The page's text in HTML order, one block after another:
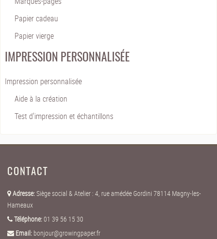
Papier cadeau
Papier vierge
IMPRESSION PERSONNALISÉE
Impression personnalisée
Aide à la création
Test d'impression et échantillons
CONTACT
Adresse:Siège social & Atelier : 4, rue amédée Gordini 78114 Magny-les-
Hameaux
Téléphone:01 39 56 15 30
Email: bonjour@growingpaper.fr